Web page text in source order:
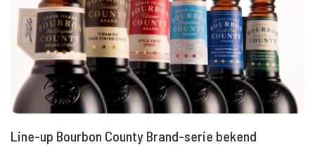
Line-up Bourbon County Brand-serie bekend